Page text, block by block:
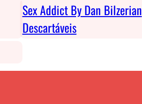
Sex Addict By Dan Bilzerian
Descartáveis